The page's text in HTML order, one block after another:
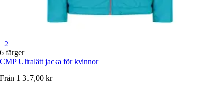
+2
6 färger
CMP Ultralätt jacka för kvinnor
Från 1 317,00 kr